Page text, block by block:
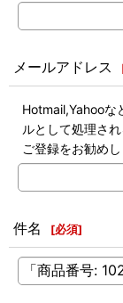
メールアドレス
Hotmail,Yahooな
ルとして処理さ
ご登録をお勧めし
件名 [必須]